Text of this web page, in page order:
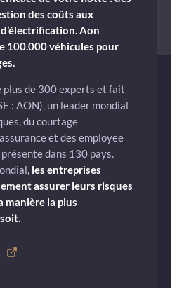
des coûts aux
Aon
100.000 véhicules pour
plus de 300 experts et fait
: AON), un leader mondial
du courtage
et des employee
dans 130 pays.
les entreprises
assurer leurs risques
manière la plus